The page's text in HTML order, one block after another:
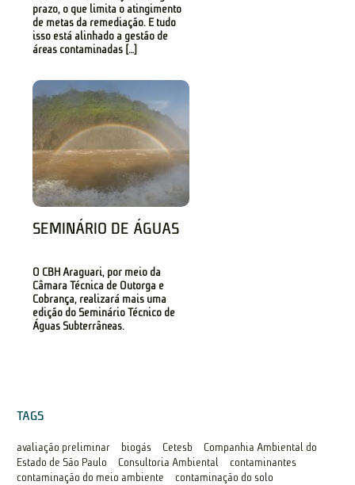
prazo, o que limita o atingimento
de metas da remediação. E tudo
isso está alinhado a gestão de
áreas contaminadas […]
SEMINÁRIO DE ÁGUAS
O CBH Araguari, por meio da
Câmara Técnica de Outorga e
Cobrança, realizará mais uma
edição do Seminário Técnico de
Águas Subterrâneas.
TAGS
avaliação preliminar biogás Cetesb
Companhia Ambiental do
Estado de São Paulo
Consultoria Ambiental
contaminantes
contaminação do meio ambiente
contaminação do solo